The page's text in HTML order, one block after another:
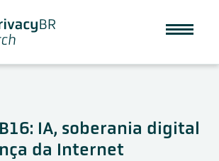
IA, soberania digital
da Internet